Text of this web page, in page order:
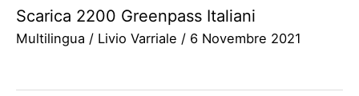
Scarica 2200 Greenpass Italiani
Multilingua / Livio Varriale / 6 Novembre 2021